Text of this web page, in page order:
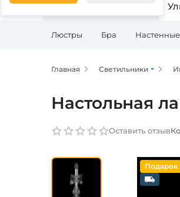
Освещение для дома
Люстры Бра Настенные
Главная Светильники
Настольная
Оставить отзыв